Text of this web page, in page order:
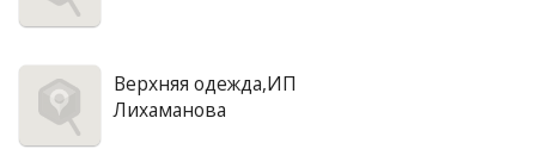
Верхняя одежда,ИП
Лихаманова